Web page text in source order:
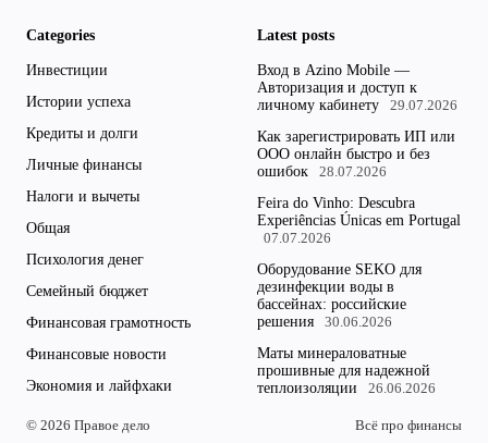
Categories
Инвестиции
Истории успеха
Кредиты и долги
Личные финансы
Налоги и вычеты
Общая
Психология денег
Семейный бюджет
Финансовая грамотность
Финансовые новости
Экономия и лайфхаки
Latest posts
Вход в Azino Mobile —
Авторизация и доступ к
личному кабинету
29.07.2026
Как зарегистрировать ИП или
ООО онлайн быстро и без
ошибок
28.07.2026
Feira do Vinho: Descubra
Experiências Únicas em Portugal
07.07.2026
Оборудование SEKO для
дезинфекции воды в
бассейнах: российские
решения
30.06.2026
Маты минераловатные
прошивные для надежной
теплоизоляции
26.06.2026
© 2026 Правое дело Всё про финансы